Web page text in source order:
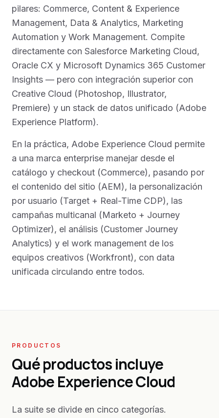
pilares: Commerce, Content & Experience
Management, Data & Analytics, Marketing
Automation y Work Management. Compite
directamente con Salesforce Marketing Cloud,
Oracle CX y Microsoft Dynamics 365 Customer
Insights — pero con integración superior con
Creative Cloud (Photoshop, Illustrator,
Premiere) y un stack de datos unificado (Adobe
Experience Platform).
En la práctica, Adobe Experience Cloud permite
a una marca enterprise manejar desde el
catálogo y checkout (Commerce), pasando por
el contenido del sitio (AEM), la personalización
por usuario (Target + Real-Time CDP), las
campañas multicanal (Marketo + Journey
Optimizer), el análisis (Customer Journey
Analytics) y el work management de los
equipos creativos (Workfront), con data
unificada circulando entre todos.
PRODUCTOS
Qué productos incluye
Adobe Experience Cloud
La suite se divide en cinco categorías.